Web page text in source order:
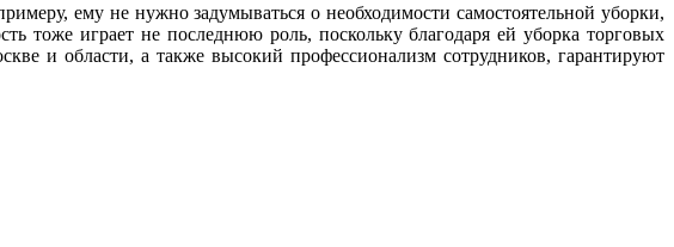
ему не нужно задумываться о необходимости самостоятельной уборки,
тоже играет не последнюю роль, поскольку благодаря ей уборка торговых
и области, а также высокий профессионализм сотрудников, гарантируют